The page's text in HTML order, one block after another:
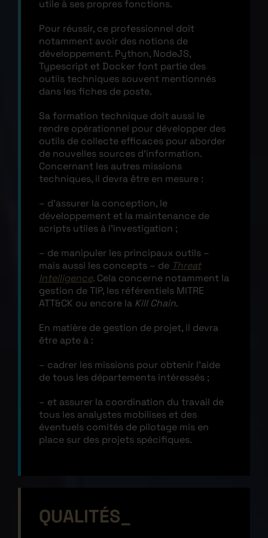
utile à ses propres fonctions.
Pour réussir, ce professionnel doit
notamment avoir des notions de
développement. Python, NodeJS,
Typescript et Docker font partie des
outils techniques souvent mentionnés
dans les fiches de poste.
Sa formation technique doit aussi le
rendre opérationnel pour développer des
outils de collecte efficaces pour aborder
de nouvelles sources d’information.
Concernant les autres missions
techniques, il devra être en mesure :
– d’assurer la conception, le
développement et la maintenance de
scripts utiles à l’investigation ;
– de manipuler les principaux outils –
mais aussi les concepts – de Threat
Intelligence. Cela concerne notamment la
gestion de TIP, les référentiels MITRE
ATT&CK ou encore la Kill Chain.
En matière de gestion de projet, il devra
être apte à :
– cadrer les missions pour obtenir l’aide
de tous les départements intéressés ;
– et assurer la coordination du travail de
tous les analystes mobilises et des
éventuels comités de pilotage mis en
place sur des projets spécifiques.
QUALITÉS